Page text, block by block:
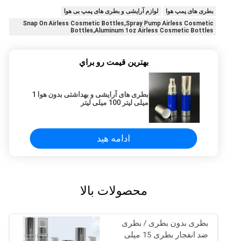
بطری های پمپ هوا
لوازم آرایشی و بطری های پمپ بی هوا
Snap On Airless Cosmetic Bottles,Spray Pump Airless Cosmetic
Bottles,Aluminum 1oz Airless Cosmetic Bottles
بهترين قيمت رو براي
بطری های آرایشی و بهداشتی بدون هوا 1
میلی لیتر 100 میلی لیتر
ادامه هید
محصولات بالا
بطری بدون بطری / بطری
ضد انفجار بطری 15 میلی